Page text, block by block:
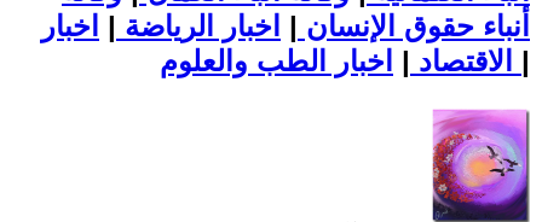
أنباء حقوق الإنسان | اخبار الرياضة | اخبار
الاقتصاد | |